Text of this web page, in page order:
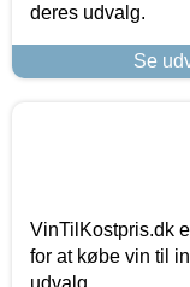
deres udvalg.
Se
VinTilKostpris.dk
for at købe vin til
udvalg.